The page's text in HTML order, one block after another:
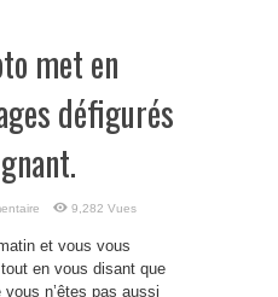
met en
défigurés
9,282 Vues
et vous vous
en vous disant que
n’êtes pas aussi